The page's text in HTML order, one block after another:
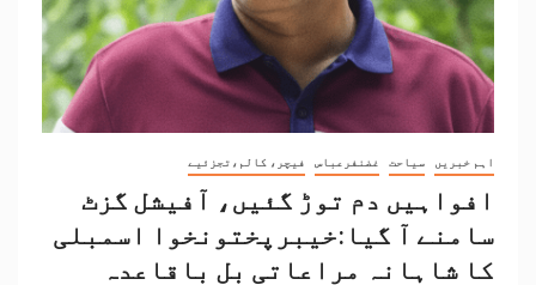
اہم خبریں سیاحت غضنفرعباس فیچر، کالم،تجزئیے
افواہیں دم توڑ گئیں، آفیشل گزٹ
سامنے آ گیا:خیبرپختونخوا اسمبلی
کا شاہانہ مراعاتی بل باقاعدہ